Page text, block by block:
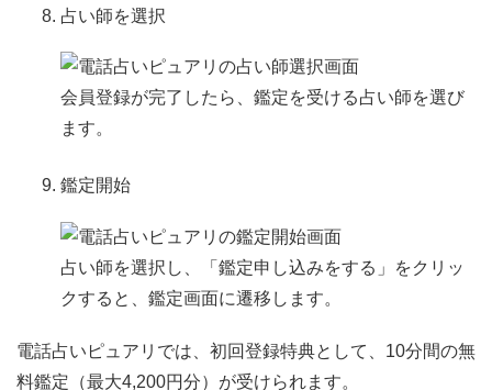
占い師を選択
会員登録が完了したら、鑑定を受ける占い師を選び
ます。
鑑定開始
占い師を選択し、「鑑定申し込みをする」をクリッ
クすると、鑑定画面に遷移します。
電話占いピュアリでは、初回登録特典として、10分間の無
料鑑定（最大4,200円分）が受けられます。